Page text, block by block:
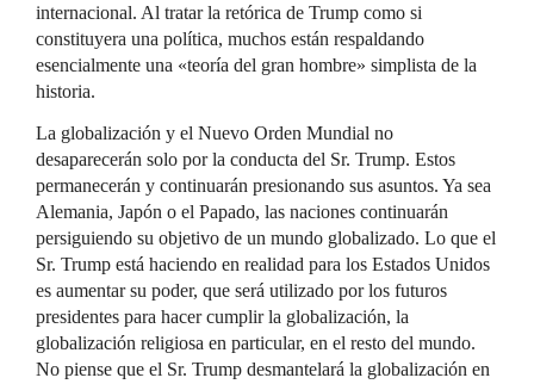
internacional. Al tratar la retórica de Trump como si
constituyera una política, muchos están respaldando
esencialmente una «teoría del gran hombre» simplista de la
historia.
La globalización y el Nuevo Orden Mundial no
desaparecerán solo por la conducta del Sr. Trump. Estos
permanecerán y continuarán presionando sus asuntos. Ya sea
Alemania, Japón o el Papado, las naciones continuarán
persiguiendo su objetivo de un mundo globalizado. Lo que el
Sr. Trump está haciendo en realidad para los Estados Unidos
es aumentar su poder, que será utilizado por los futuros
presidentes para hacer cumplir la globalización, la
globalización religiosa en particular, en el resto del mundo.
No piense que el Sr. Trump desmantelará la globalización en